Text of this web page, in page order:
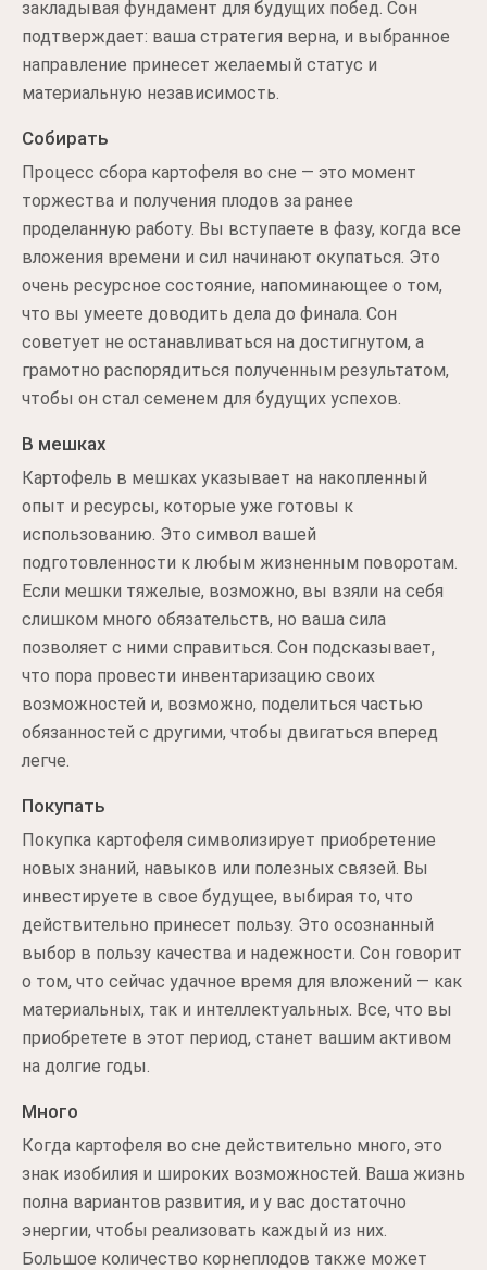
закладывая фундамент для будущих побед. Сон
подтверждает: ваша стратегия верна, и выбранное
направление принесет желаемый статус и
материальную независимость.
Собирать
Процесс сбора картофеля во сне — это момент
торжества и получения плодов за ранее
проделанную работу. Вы вступаете в фазу, когда все
вложения времени и сил начинают окупаться. Это
очень ресурсное состояние, напоминающее о том,
что вы умеете доводить дела до финала. Сон
советует не останавливаться на достигнутом, а
грамотно распорядиться полученным результатом,
чтобы он стал семенем для будущих успехов.
В мешках
Картофель в мешках указывает на накопленный
опыт и ресурсы, которые уже готовы к
использованию. Это символ вашей
подготовленности к любым жизненным поворотам.
Если мешки тяжелые, возможно, вы взяли на себя
слишком много обязательств, но ваша сила
позволяет с ними справиться. Сон подсказывает,
что пора провести инвентаризацию своих
возможностей и, возможно, поделиться частью
обязанностей с другими, чтобы двигаться вперед
легче.
Покупать
Покупка картофеля символизирует приобретение
новых знаний, навыков или полезных связей. Вы
инвестируете в свое будущее, выбирая то, что
действительно принесет пользу. Это осознанный
выбор в пользу качества и надежности. Сон говорит
о том, что сейчас удачное время для вложений — как
материальных, так и интеллектуальных. Все, что вы
приобретете в этот период, станет вашим активом
на долгие годы.
Много
Когда картофеля во сне действительно много, это
знак изобилия и широких возможностей. Ваша жизнь
полна вариантов развития, и у вас достаточно
энергии, чтобы реализовать каждый из них.
Большое количество корнеплодов также может